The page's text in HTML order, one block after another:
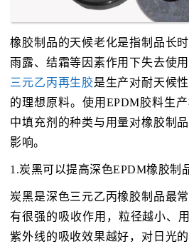
橡胶制品的天候老化是指制品长
雨露、结霜等因素作用下失去使
三元乙丙再生胶是生产对耐天候
的理想原料。使用EPDM胶料生
中填充剂的种类与用量对橡胶制
影响。
1.炭黑可以提高深色EPDM橡胶制
炭黑是深色三元乙丙橡胶制品最
有很强的吸收作用，粒径越小、
紫外线的吸收效果越好，对日光